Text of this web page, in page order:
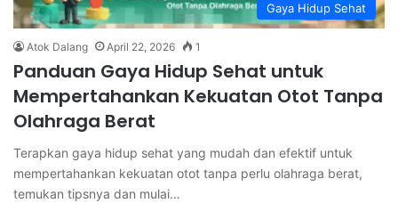
Gaya Hidup Sehat
Atok Dalang April 22, 2026 1
Panduan Gaya Hidup Sehat untuk
Mempertahankan Kekuatan Otot Tanpa
Olahraga Berat
Terapkan gaya hidup sehat yang mudah dan efektif untuk
mempertahankan kekuatan otot tanpa perlu olahraga berat,
temukan tipsnya dan mulai…